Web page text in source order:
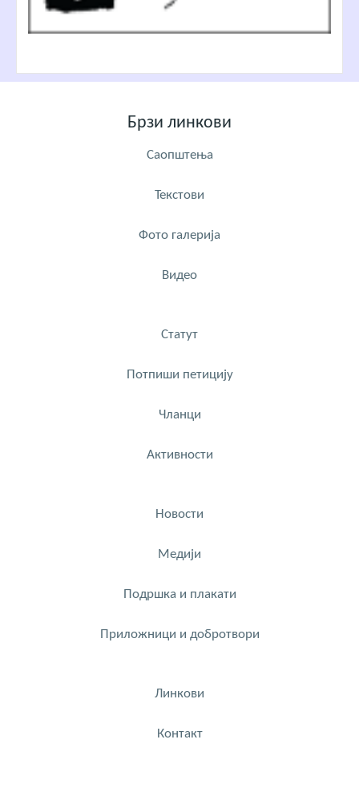
Брзи линкови
Саопштења
Текстови
Фото галерија
Видео
Статут
Потпиши петицију
Чланци
Активности
Новости
Медији
Подршка и плакати
Приложници и добротвори
Линкови
Контакт